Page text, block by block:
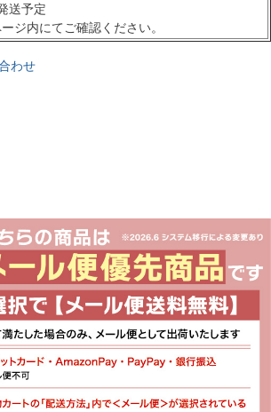
送予定
ジ内にてご確認ください。
わせ